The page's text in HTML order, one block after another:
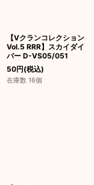
【Vクランコレクション
Vol.5 RRR】スカイダイ
バー D-VS05/051
50円(税込)
在庫数 16個